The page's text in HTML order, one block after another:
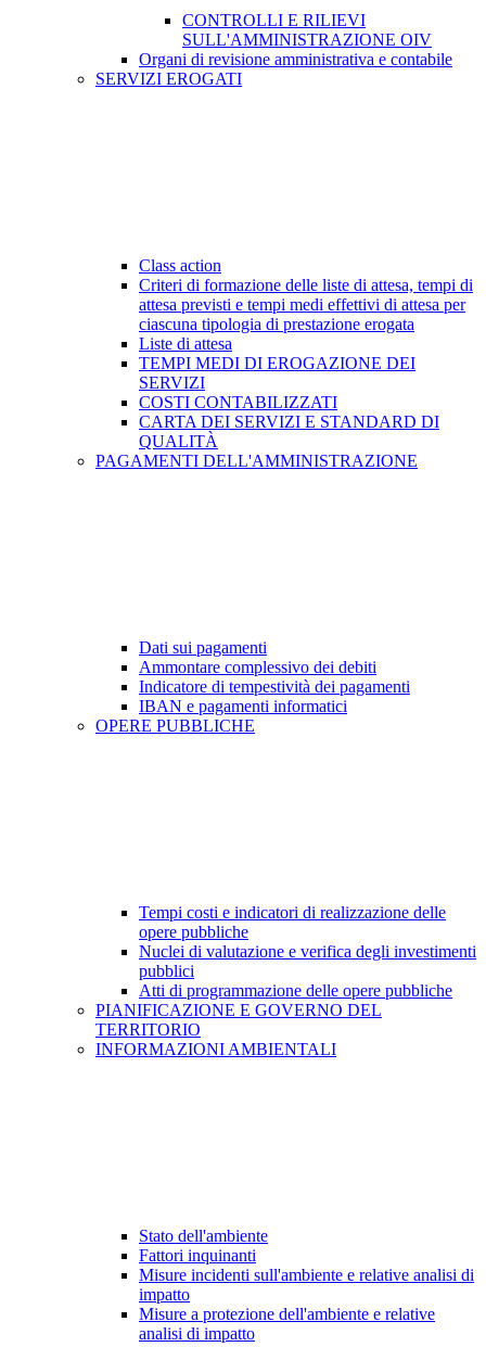
CONTROLLI E RILIEVI
SULL'AMMINISTRAZIONE OIV
Organi di revisione amministrativa e contabile
SERVIZI EROGATI
Class action
Criteri di formazione delle liste di attesa, tempi di
attesa previsti e tempi medi effettivi di attesa per
ciascuna tipologia di prestazione erogata
Liste di attesa
TEMPI MEDI DI EROGAZIONE DEI
SERVIZI
COSTI CONTABILIZZATI
CARTA DEI SERVIZI E STANDARD DI
QUALITÀ
PAGAMENTI DELL'AMMINISTRAZIONE
Dati sui pagamenti
Ammontare complessivo dei debiti
Indicatore di tempestività dei pagamenti
IBAN e pagamenti informatici
OPERE PUBBLICHE
Tempi costi e indicatori di realizzazione delle
opere pubbliche
Nuclei di valutazione e verifica degli investimenti
pubblici
Atti di programmazione delle opere pubbliche
PIANIFICAZIONE E GOVERNO DEL
TERRITORIO
INFORMAZIONI AMBIENTALI
Stato dell'ambiente
Fattori inquinanti
Misure incidenti sull'ambiente e relative analisi di
impatto
Misure a protezione dell'ambiente e relative
analisi di impatto